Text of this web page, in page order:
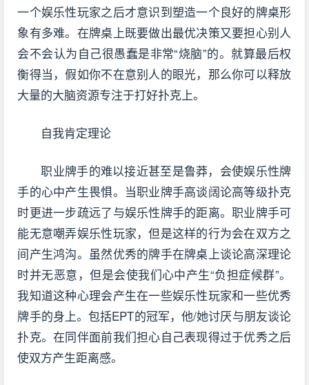
一个娱乐性玩家之后才意识到塑造一个良好的牌桌形
象有多难。在牌桌上既要做出最优决策又要担心别人
会不会认为自己很愚蠢是非常“烧脑”的。就算最后权
衡得当，假如你不在意别人的眼光，那么你可以释放
大量的大脑资源专注于打好扑克上。
自我肯定理论
职业牌手的难以接近甚至是鲁莽，会使娱乐性牌
手的心中产生畏惧。当职业牌手高谈阔论高等级扑克
时更进一步疏远了与娱乐性牌手的距离。职业牌手可
能无意嘲弄娱乐性玩家，但是这样的行为会在双方之
间产生鸿沟。虽然优秀的牌手在牌桌上谈论高深理论
时并无恶意，但是会使我们心中产生“负担症候群”。
我知道这种心理会产生在一些娱乐性玩家和一些优秀
牌手的身上。包括EPT的冠军，他/她讨厌与朋友谈论
扑克。在同伴面前我们担心自己表现得过于优秀之后
使双方产生距离感。